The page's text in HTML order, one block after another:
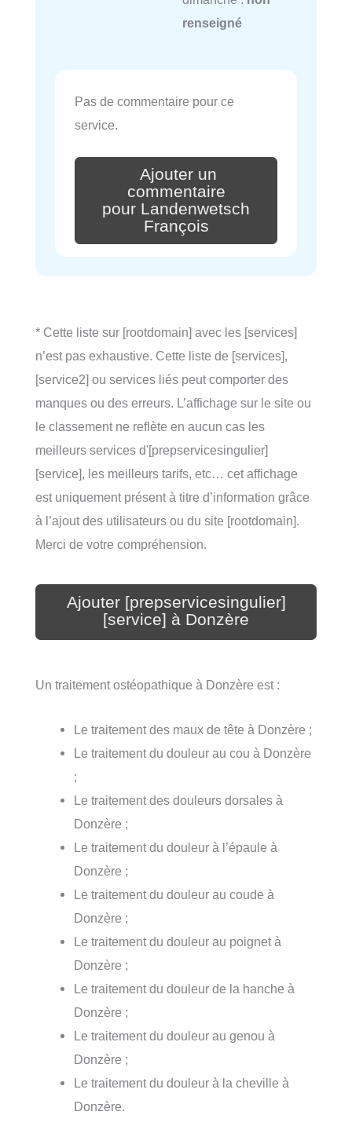
renseigné
Pas de commentaire pour ce
service.
Ajouter un
commentaire
pour Landenwetsch
François
* Cette liste sur [rootdomain] avec les [services]
n’est pas exhaustive. Cette liste de [services],
[service2] ou services liés peut comporter des
manques ou des erreurs. L’affichage sur le site ou
le classement ne reflète en aucun cas les
meilleurs services d'[prepservicesingulier]
[service], les meilleurs tarifs, etc… cet affichage
est uniquement présent à titre d’information grâce
à l’ajout des utilisateurs ou du site [rootdomain].
Merci de votre compréhension.
Ajouter [prepservicesingulier]
[service] à Donzère
Un traitement ostéopathique à Donzère est :
Le traitement des maux de tête à Donzère ;
Le traitement du douleur au cou à Donzère
;
Le traitement des douleurs dorsales à
Donzère ;
Le traitement du douleur à l’épaule à
Donzère ;
Le traitement du douleur au coude à
Donzère ;
Le traitement du douleur au poignet à
Donzère ;
Le traitement du douleur de la hanche à
Donzère ;
Le traitement du douleur au genou à
Donzère ;
Le traitement du douleur à la cheville à
Donzère.